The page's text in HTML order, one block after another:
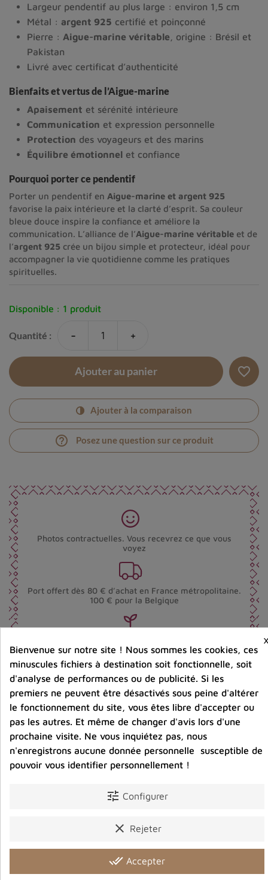
Largeur pendentif au plus large : environ 1,5 cm
Métal : argent 925 certifié et poinçonné
Pierre : Aigue-marine véritable , origine : Brésil et
Pakistan
Livré avec certificat d’authenticité
Bienfaits et vertus de l’Aigue-marine
Apaisement et sérénité intérieure
Communication et expression personnelle
Protection des voyageurs et des marins
Équilibre émotionnel et confiance
Pourquoi porter ce pendentif
Porter un pendentif en Aigue-marine et argent 925
favorise la paix intérieure et la clarté d’esprit. Sa couleur
bleue douce inspire la confiance et améliore la
communication. L’alliance de l’Aigue-marine véritable et de
l’argent 925 crée un bijou simple et protecteur, idéal pour
accompagner la vie quotidienne comme les pratiques
spirituelles.
Disponible : 1 produit
Quantité : - +
Ajouter au panier favorite_border
Ajouter à la comparaison
help_outline Posez une question sur ce produit
Photos contractuelles. Vous recevrez ce que vous
voyez
Port offert dès 80 € d’achat en France métropolitaine.
100 € pour la Belgique
Bijoux argent fabriqués sans émission de gaz
carbonique
Partager :
Détails du produit Avis clients
Vous aimerez aussi
Bienvenue sur notre site ! Nous sommes les cookies, ces
minuscules fichiers à destination soit fonctionnelle, soit
d'analyse de performances ou de publicité. Si les
premiers ne peuvent être désactivés sous peine d'altérer
le fonctionnement du site, vous êtes libre d'accepter ou
pas les autres. Et même de changer d'avis lors d'une
prochaine visite. Ne vous inquiétez pas, nous
n'enregistrons aucune donnée personnelle susceptible de
pouvoir vous identifier personnellement !
tune Configurer
clear Rejeter
done_all Accepter